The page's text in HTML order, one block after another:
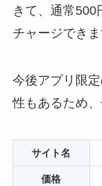
きて、通常
チャージできま
今後アプリ限
性もあるため
サイト名
価格